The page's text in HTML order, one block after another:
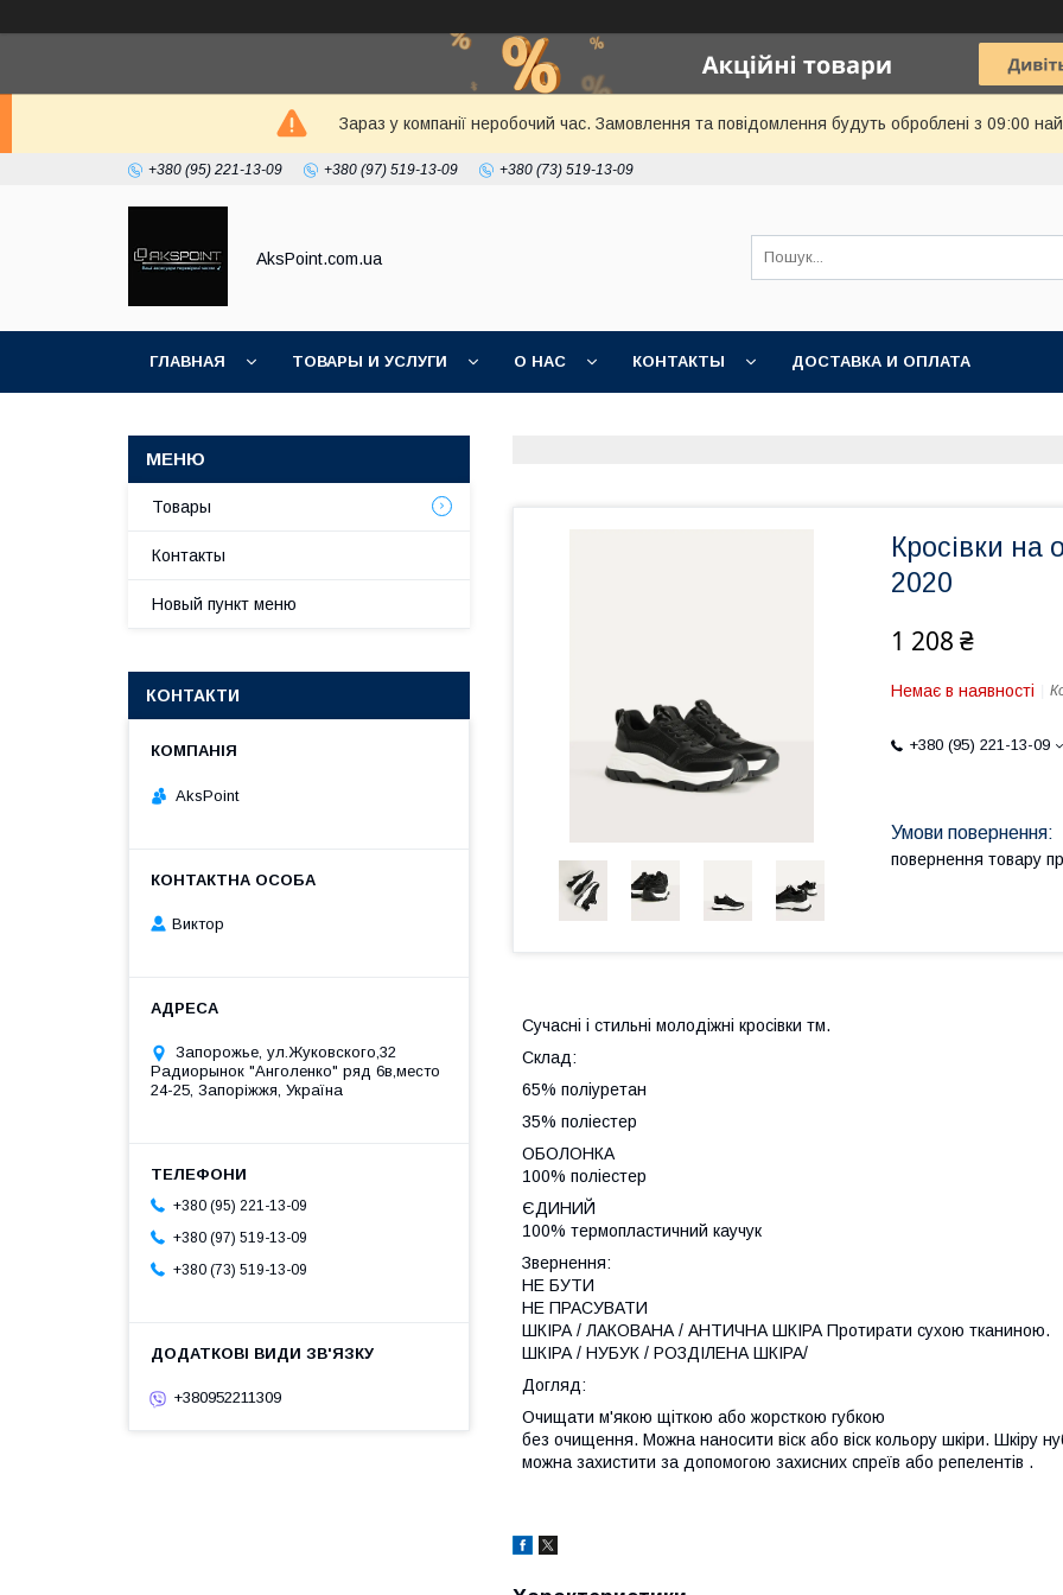
Зараз у компанії неробочий час. Замовлення та повідомлення будуть оброблені з 09:00
+380 (95) 221-13-09 +380 (97) 519-13-09 +380 (73) 519-13-09
AksPoint.com.ua
ГЛАВНАЯ ТОВАРЫ И УСЛУГИ О НАС КОНТАКТЫ ДОСТАВКА И ОПЛАТА
Кросівки на
2020
1 208 ₴
Немає в наявності
+380 (95) 221-13-09
повернення товару
Сучасні і стильні молодіжні кросівки тм.
Склад:
65% поліуретан
35% поліестер
ОБОЛОНКА
100% поліестер
ЄДИНИЙ
100% термопластичний каучук
Звернення:
НЕ БУТИ
НЕ ПРАСУВАТИ
ШКІРА / ЛАКОВАНА / АНТИЧНА ШКІРА Протирати сухою тканиною.
ШКІРА / НУБУК / РОЗДІЛЕНА ШКІРА/
Догляд:
Очищати м'якою щіткою або жорсткою губкою
без очищення. Можна наносити віск або віск кольору шкіри. Шкіру
можна захистити за допомогою захисних спреїв або репелентів .
Товары
Контакты
Новый пункт меню
КОНТАКТИ
AksPoint
Виктор
Запорожье, ул.Жуковского,32
Радиорынок "Анголенко" ряд 6в,место
24-25, Запоріжжя, Україна
+380 (95) 221-13-09
+380 (97) 519-13-09
+380 (73) 519-13-09
+380952211309